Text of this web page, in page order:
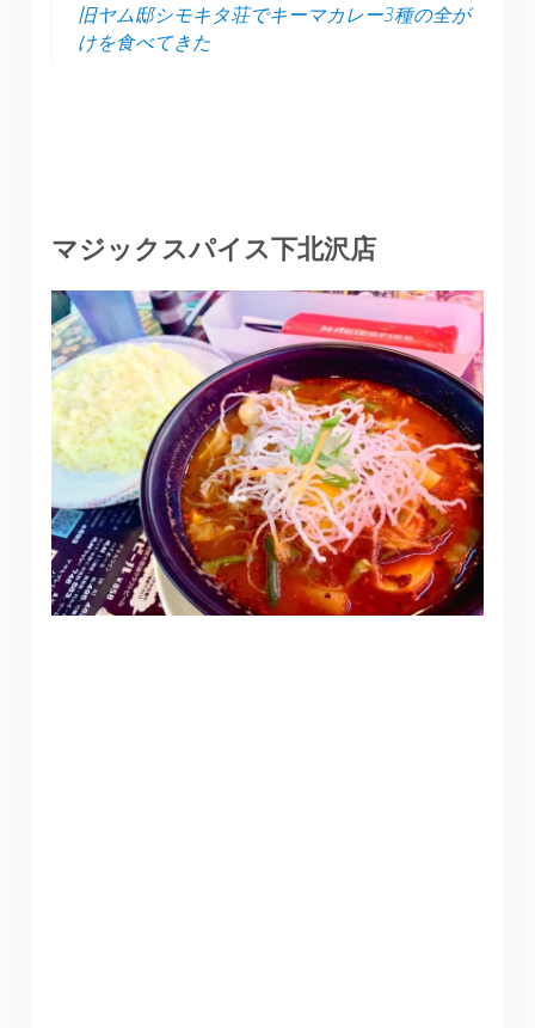
旧ヤム邸シモキタ荘でキーマカレー3種の全が
けを食べてきた
マジックスパイス下北沢店